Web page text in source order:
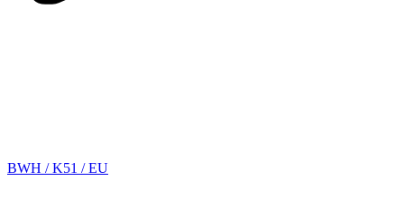
BWH / K51 / EU